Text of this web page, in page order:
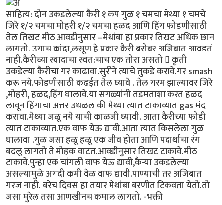
साहित्य: दोन उकडलेल्या कैरी १ कप गुळ १ चमचा मेथ्या १ चमचे
जिरे १/२ चमचा मोहरी १/२ चमचा हळद आणि हिंग फोडणीसाठी
तेल तिखट मीठ आवडीनुसार –मेथांबा हा प्रकार तिखट अधिक छान
लागतो. उगाच कांदा,लसूण हे प्रकार कैरी बरोबर अजिबात आवडतं
नाही.कैरीच्या स्वादाचा स्वत:चाच एक तोरा असतो  कृती
उकडेल्या कैरीचा गर काढावा.सुरीने त्याचे तुकडे करावे.गर smash
करू नये.फोडणीसाठी कढईत तेल घ्यावे . तेल गरम झाल्यावर जिरे
,मोहरी, हळद,हिंग घालावे.या सगळ्यांनी तडमताशा करत हळद
लावून हिंगाचा अत्तर उधळल की मेथ्या त्यात टाकाव्यात gas मंद
करावा.मेथ्या जळू नये याची काळजी घ्यावी. आता कैरीच्या फोडी
त्यात टाकाव्यात.एक वाफ येऊ द्यावी.आता त्यात किसलेला गुळ
घालावा .गुळ जसा हळू हळू एक जीव होता आणि पदार्थाचा रंग
बदलू लागतो ते मोहक वाटत.आवडीनुसार तिखट टाकावे.मीठ
टाकावे.पुन्हा एक चांगली वाफ येऊ द्यावी,कैऱ्या उकडलेल्या
असल्यामुळे अगदी कमी वेळ वाफ द्यावी.पाण्याची तर अजिबात
गरज नाही. बरेच दिवस हा तयार मेथांबा बरणीत टिकवता येतो.तो
जसा मुरेल तसा आणखीनच कमाल लागतो. -भक्ती